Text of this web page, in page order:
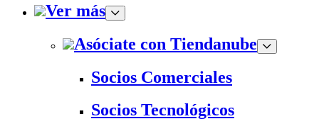
Ver más
Asóciate con Tiendanube
Socios Comerciales
Socios Tecnológicos